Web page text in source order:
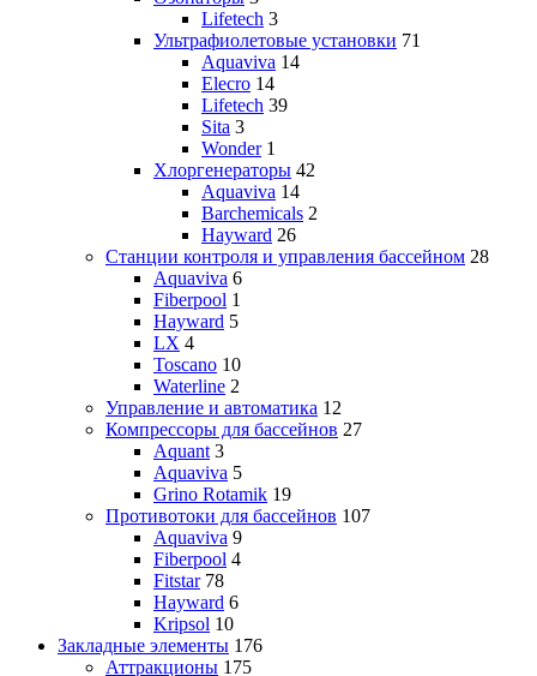
Lifetech 3
Ультрафиолетовые установки 71
Aquaviva 14
Elecro 14
Lifetech 39
Sita 3
Wonder 1
Хлоргенераторы 42
Aquaviva 14
Barchemicals 2
Hayward 26
Станции контроля и управления бассейном 28
Aquaviva 6
Fiberpool 1
Hayward 5
LX 4
Toscano 10
Waterline 2
Управление и автоматика 12
Компрессоры для бассейнов 27
Aquant 3
Aquaviva 5
Grino Rotamik 19
Противотоки для бассейнов 107
Aquaviva 9
Fiberpool 4
Fitstar 78
Hayward 6
Kripsol 10
Закладные элементы 176
Аттракционы 175